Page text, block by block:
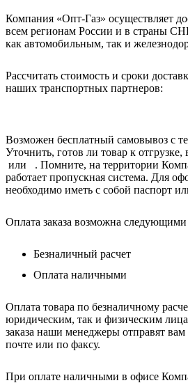
Компания «Опт-Газ» осуществляет
всем регионам России и в страны
как автомобильным, так и
Рассчитать стоимость и сроки
наших транспортных партнеров:
Возможен бесплатный самовывоз с
Уточнить, готов ли товар к
или . Помните, на территории
работает пропускная система. Для
необходимо иметь с собой паспорт
Оплата заказа возможна
Безналичный расчет
Оплата наличными
Оплата товара по безналичному
юридическим, так и физическим
заказа наши менеджеры отправят вам
почте или по факсу.
При оплате наличными в офисе